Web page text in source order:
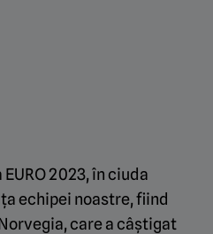
2023, în ciuda
echipei noastre, fiind
care a câștigat